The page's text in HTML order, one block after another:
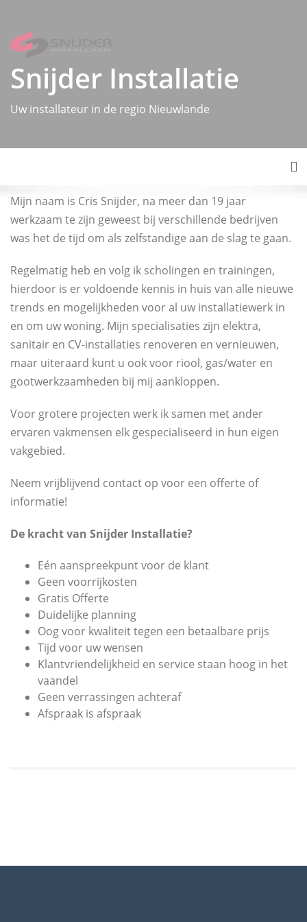
content
Snijder Installatie
Uw installateur in de regio Nieuwlande
Mijn naam is Cris Snijder, na meer dan 19 jaar
werkzaam te zijn geweest bij verschillende bedrijven
was het de tijd om als zelfstandige aan de slag te gaan.
Regelmatig heb en volg ik scholingen en trainingen,
hierdoor is er voldoende kennis in huis van alle nieuwe
trends en mogelijkheden voor al uw installatiewerk in
en om uw woning. Mijn specialisaties zijn elektra,
sanitair en CV-installaties renoveren en vernieuwen,
maar uiteraard kunt u ook voor riool, gas/water en
gootwerkzaamheden bij mij aankloppen.
Voor grotere projecten werk ik samen met ander
ervaren vakmensen elk gespecialiseerd in hun eigen
vakgebied.
Neem vrijblijvend contact op voor een offerte of
informatie!
De kracht van Snijder Installatie?
Eén aanspreekpunt voor de klant
Geen voorrijkosten
Gratis Offerte
Duidelijke planning
Oog voor kwaliteit tegen een betaalbare prijs
Tijd voor uw wensen
Klantvriendelijkheid en service staan hoog in het
vaandel
Geen verrassingen achteraf
Afspraak is afspraak